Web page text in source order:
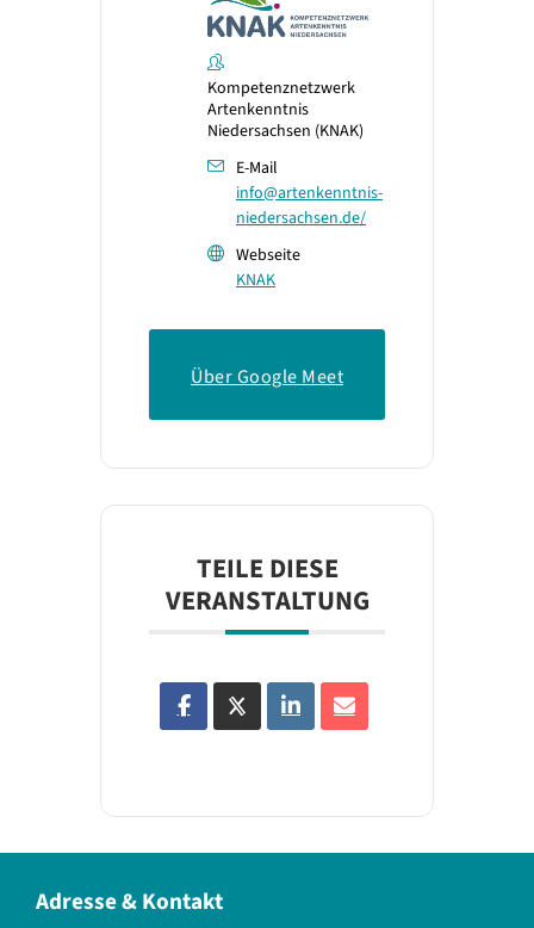
Kompetenznetzwerk
Artenkenntnis
Niedersachsen (KNAK)
E-Mail
info@artenkenntnis-
niedersachsen.de/
Webseite
KNAK
Über Google Meet
TEILE DIESE
VERANSTALTUNG
Adresse & Kontakt